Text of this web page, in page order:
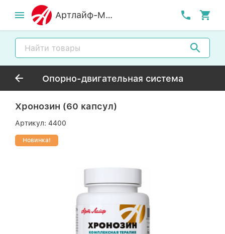
Артлайф-MСК
Опорно-двигательная система
Хронозин (60 капсул)
Артикул: 4400
Новинка!